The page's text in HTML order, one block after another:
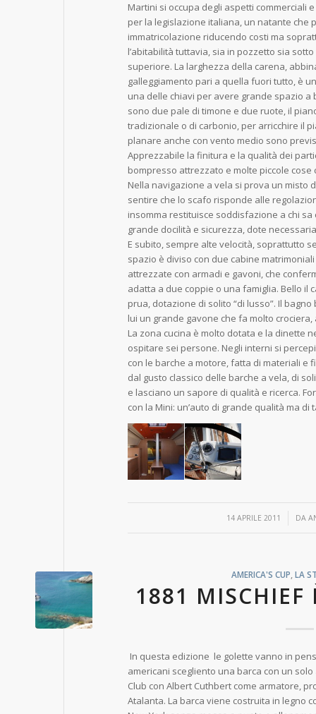
Martini si occupa degli aspetti commerciali
per la legislazione italiana, un natante che
immatricolazione riducendo costi ma
l’abitabilità tuttavia, sia in pozzetto sia
superiore. La larghezza della carena,
galleggiamento pari a quella fuori tutto, è
una delle chiavi per avere grande spazio a
sono due pale di timone e due ruote, il
tradizionale o di carbonio, per arricchire il
planare anche con vento medio sono
Apprezzabile la finitura e la qualità dei
bompresso attrezzato e molte piccole
Nella navigazione a vela si prova un misto
sentire che lo scafo risponde alle
insomma restituisce soddisfazione a chi
grande docilità e sicurezza, dote
E subito, sempre alte velocità, soprattutto
spazio è diviso con due cabine
attrezzate con armadi e gavoni, che
adatta a due coppie o una famiglia. Bello il
prua, dotazione di solito “di lusso”. Il
lui un grande gavone che fa molto
La zona cucina è molto dotata e la dinette
ospitare sei persone. Negli interni si
con le barche a motore, fatta di materiali e
dal gusto classico delle barche a vela, di
e lasciano un sapore di qualità e ricerca.
con la Mini: un’auto di grande qualità ma di
14 APRILE 2011
/ DA
AMERICA'S CUP ,LA
1881 MISCHIEF
In questa edizione le golette vanno in
americani scegliento una barca con un
Club con Albert Cuthbert come armatore,
Atalanta. La barca viene costruita in legno